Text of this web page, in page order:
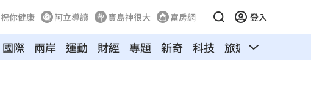
祝你健康 阿立導讀 寶島神很大 富房網 登入
國際 兩岸 運動 財經 專題 新奇 科技 旅遊 汽車